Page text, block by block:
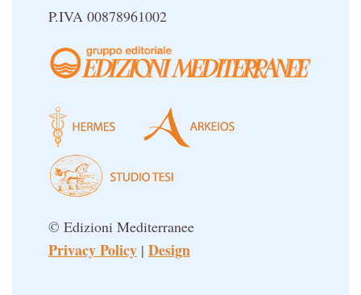
P.IVA 00878961002
© Edizioni Mediterranee
Privacy Policy | Design